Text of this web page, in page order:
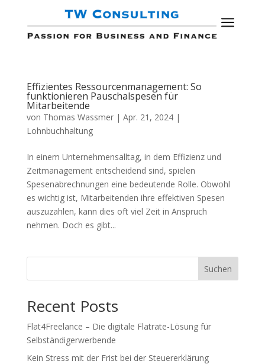
a
Effizientes Ressourcenmanagement: So
funktionieren Pauschalspesen für
Mitarbeitende
von Thomas Wassmer| Apr. 21, 2024|
Lohnbuchhaltung
In einem Unternehmensalltag, in dem Effizienz und
Zeitmanagement entscheidend sind, spielen
Spesenabrechnungen eine bedeutende Rolle. Obwohl
es wichtig ist, Mitarbeitenden ihre effektiven Spesen
auszuzahlen, kann dies oft viel Zeit in Anspruch
nehmen. Doch es gibt...
Suchen
Recent Posts
Flat4Freelance – Die digitale Flatrate-Lösung für
Selbständigerwerbende
Kein Stress mit der Frist bei der Steuererklärung